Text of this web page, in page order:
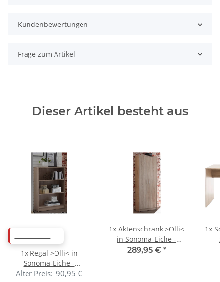
Kundenbewertungen
Frage zum Artikel
Dieser Artikel besteht aus
1x Regal >Olli< in
Sonoma-Eiche -
72x111x34cm (BxHxT)
Alter Preis: 90,95 €
1x Aktenschrank >Olli<
in Sonoma-Eiche -
72x198x35cm (BxHxT)
289,95 € *
1x